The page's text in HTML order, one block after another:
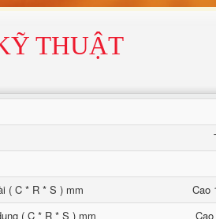
THUẬT
( C * R * S ) mm
Cao
( C * R * S ) mm